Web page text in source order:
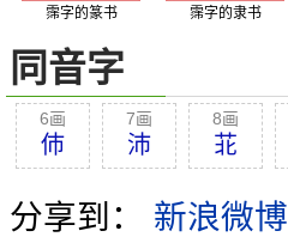
霈字的篆书 霈字的隶书
同音字
6画
伂
7画
沛
8画
苝
分享到： 新浪微博